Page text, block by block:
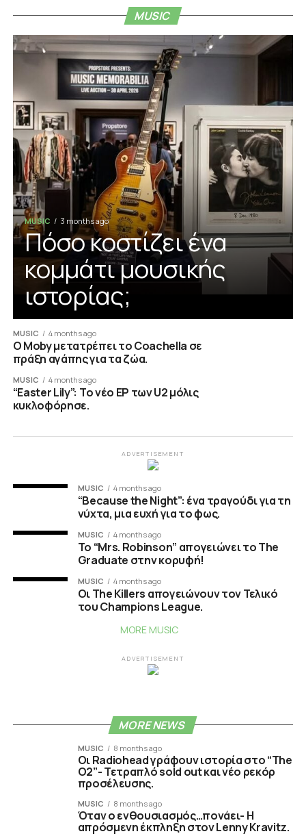
MUSIC
MUSIC 3 months ago
Πόσο κοστίζει ένα
κομμάτι μουσικής
ιστορίας;
MUSIC 4 months ago
O Moby μετατρέπει το Coachella σε
πράξη αγάπης για τα ζώα.
MUSIC 4 months ago
“Easter Lily”: Το νέο ΕP των U2 μόλις
κυκλοφόρησε.
ADVERTISEMENT
MUSIC 4 months ago
“Because the Night”: ένα τραγούδι για τη
νύχτα, μια ευχή για το φως.
MUSIC 4 months ago
To “Mrs. Robinson” απογειώνει το The
Graduate στην κορυφή!
MUSIC 4 months ago
Οι The Killers απογειώνουν τον Τελικό
του Champions League.
MORE MUSIC
ADVERTISEMENT
MORE NEWS
MUSIC 8 months ago
Οι Radiohead γράφουν ιστορία στο “The
O2”- Τετραπλό sold out και νέο ρεκόρ
προσέλευσης.
MUSIC 8 months ago
Όταν ο ενθουσιασμός…πονάει- Η
απρόσμενη έκπληξη στον Lenny Kravitz.